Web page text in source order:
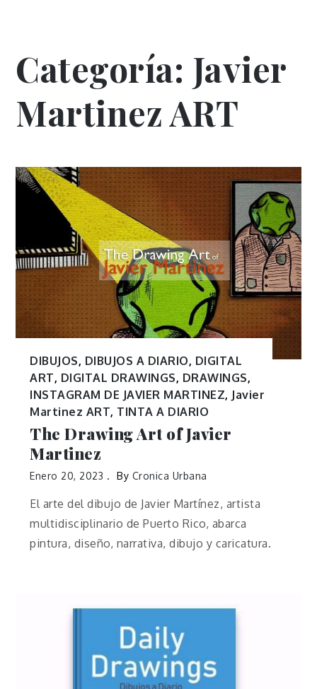
Categoría: Javier
Martinez ART
DIBUJOS, DIBUJOS A DIARIO, DIGITAL
ART, DIGITAL DRAWINGS, DRAWINGS,
INSTAGRAM DE JAVIER MARTINEZ, Javier
Martinez ART, TINTA A DIARIO
The Drawing Art of Javier
Martinez
Enero 20, 2023 By Cronica Urbana
El arte del dibujo de Javier Martínez, artista
multidisciplinario de Puerto Rico, abarca
pintura, diseño, narrativa, dibujo y caricatura.